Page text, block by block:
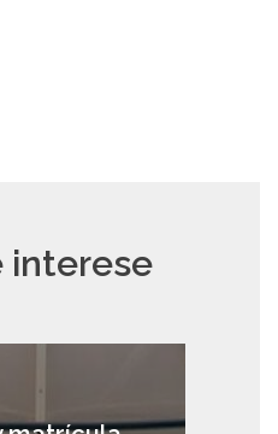
interese